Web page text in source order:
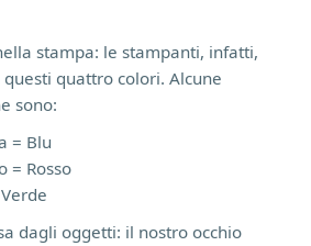
stampa: le stampanti, infatti,
questi quattro colori. Alcune
sono:
= Blu
= Rosso
dagli oggetti: il nostro occhio